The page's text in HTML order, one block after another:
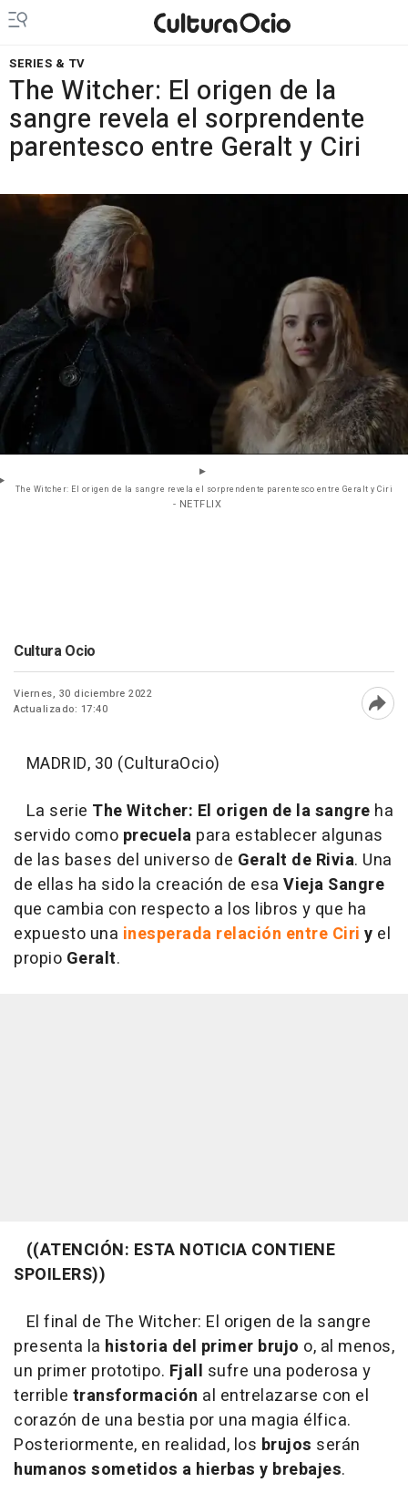
SERIES & TV
The Witcher: El origen de la
sangre revela el sorprendente
parentesco entre Geralt y Ciri
The Witcher: El origen de la sangre revela el sorprendente parentesco entre Geralt y Ciri
- NETFLIX
Cultura Ocio
Viernes, 30 diciembre 2022
Actualizado: 17:40
MADRID, 30 (CulturaOcio)
La serie The Witcher: El origen de la sangre ha
servido como precuela para establecer algunas
de las bases del universo de Geralt de Rivia. Una
de ellas ha sido la creación de esa Vieja Sangre
que cambia con respecto a los libros y que ha
expuesto una inesperada relación entre Ciri y el
propio Geralt.
((ATENCIÓN: ESTA NOTICIA CONTIENE
SPOILERS))
El final de The Witcher: El origen de la sangre
presenta la historia del primer brujo o, al menos,
un primer prototipo. Fjall sufre una poderosa y
terrible transformación al entrelazarse con el
corazón de una bestia por una magia élfica.
Posteriormente, en realidad, los brujos serán
humanos sometidos a hierbas y brebajes.